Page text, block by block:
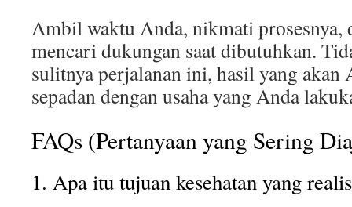
Ambil waktu Anda, nikmati prosesnya,
mencari dukungan saat dibutuhkan.
sulitnya perjalanan ini, hasil yang akan
sepadan dengan usaha yang Anda
FAQs (Pertanyaan yang Sering
1. Apa itu tujuan kesehatan yang